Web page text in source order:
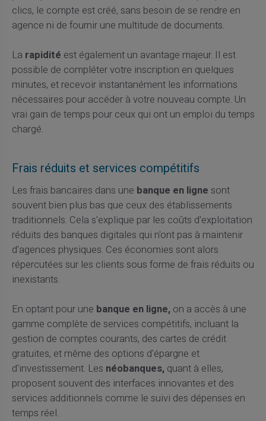
clics, le compte est créé, sans besoin de se rendre en
agence ni de fournir une multitude de documents.
La rapidité est également un avantage majeur. Il est
possible de compléter votre inscription en quelques
minutes, et recevoir instantanément les informations
nécessaires pour accéder à votre nouveau compte. Un
vrai gain de temps pour ceux qui ont un emploi du temps
chargé.
Frais réduits et services compétitifs
Les frais bancaires dans une banque en ligne sont
souvent bien plus bas que ceux des établissements
traditionnels. Cela s'explique par les coûts d'exploitation
réduits des banques digitales qui n'ont pas à maintenir
d'agences physiques. Ces économies sont alors
répercutées sur les clients sous forme de frais réduits ou
inexistants.
En optant pour une banque en ligne,on a accès à une
gamme complète de services compétitifs, incluant la
gestion de comptes courants, des cartes de crédit
gratuites, et même des options d'épargne et
d'investissement. Les néobanques,quant à elles,
proposent souvent des interfaces innovantes et des
services additionnels comme le suivi des dépenses en
temps réel.